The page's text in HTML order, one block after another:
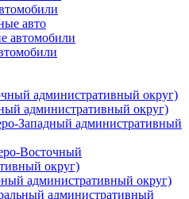
авто
автомобили
административный округ)
административный округ)
Западный административный
Восточный
округ)
административный округ)
административный